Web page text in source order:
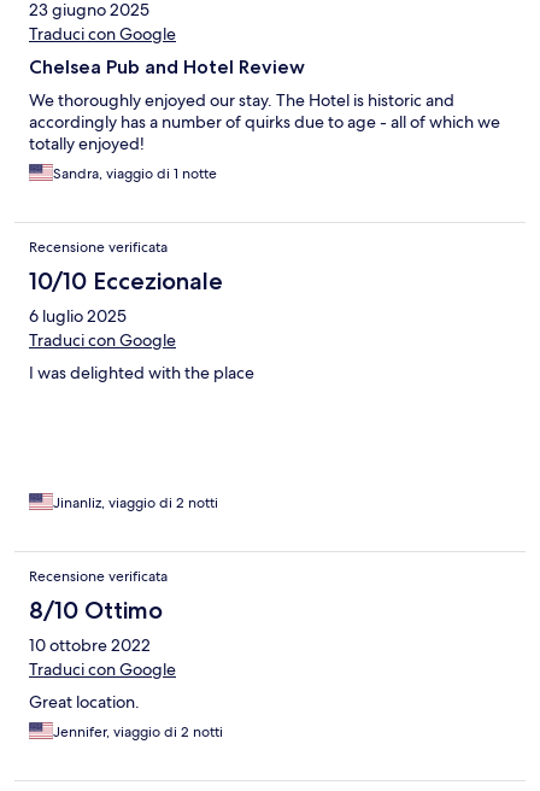
23 giugno 2025
Traduci con Google
Chelsea Pub and Hotel Review
We thoroughly enjoyed our stay. The Hotel is historic and
accordingly has a number of quirks due to age - all of which we
totally enjoyed!
Sandra, viaggio di 1 notte
Recensione verificata
10/10 Eccezionale
6 luglio 2025
Traduci con Google
I was delighted with the place
Jinanliz, viaggio di 2 notti
Recensione verificata
8/10 Ottimo
10 ottobre 2022
Traduci con Google
Great location.
Jennifer, viaggio di 2 notti